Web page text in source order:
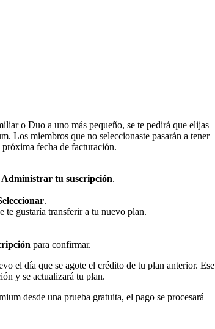
o Duo a uno más pequeño, se te pedirá que elijas
Los miembros que no seleccionaste pasarán a tener
fecha de facturación.
Administrar tu suscripción.
.
te gustaría transferir a tu nuevo plan.
para confirmar.
el día que se agote el crédito de tu plan anterior. Ese
y se actualizará tu plan.
desde una prueba gratuita, el pago se procesará